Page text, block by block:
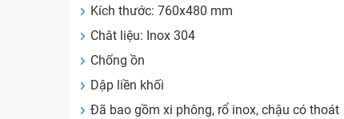
Kích thước: 760x480 mm
Chât liệu: Inox 304
Chống ồn
Dập liền khối
Đã bao gồm xi phông, rổ inox, chậu có thoát